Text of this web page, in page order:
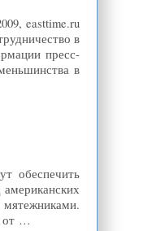
easttime.ru
в
пресс-
в
обеспечить
мятежниками.
от …